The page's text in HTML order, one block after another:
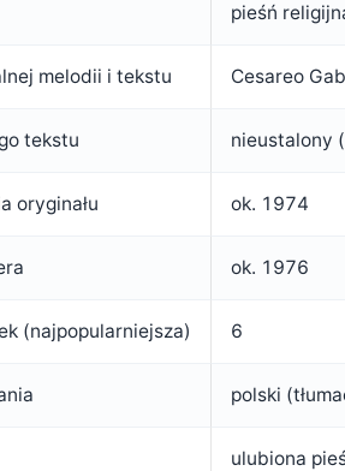
pieśń
melodii i tekstu Cesareo
tekstu nieustalony
oryginału ok. 1974
ok. 1976
(najpopularniejsza) 6
polski
ulubiona